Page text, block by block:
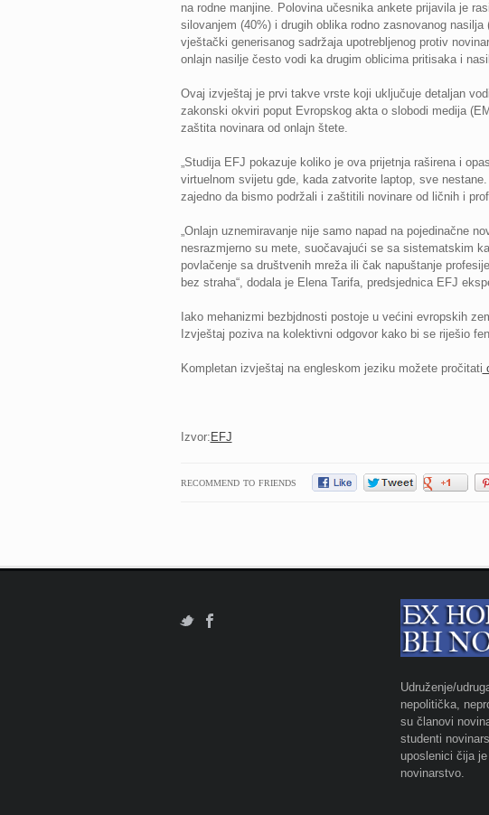
na rodne manjine. Polovina učesnika ankete prijavila je
silovanjem (40%) i drugih oblika rodno zasnovanog
vještački generisanog sadržaja upotrebljenog protiv
onlajn nasilje često vodi ka drugim oblicima pritisaka i
Ovaj izvještaj je prvi takve vrste koji uključuje detaljan
zakonski okviri poput Evropskog akta o slobodi medija
zaštita novinara od onlajn štete.
„Studija EFJ pokazuje koliko je ova prijetnja raširena i
virtuelnom svijetu gde, kada zatvorite laptop, sve
zajedno da bismo podržali i zaštitili novinare od ličnih i
„Onlajn uznemiravanje nije samo napad na pojedinačne
nesrazmjerno su mete, suočavajući se sa sistematskim
povlačenje sa društvenih mreža ili čak napuštanje
bez straha“, dodala je Elena Tarifa, predsjednica EFJ
Iako mehanizmi bezbjdnosti postoje u većini evropskih
Izvještaj poziva na kolektivni odgovor kako bi se riješio
Kompletan izvještaj na engleskom jeziku možete pročitati
Izvor: EFJ
RECOMMEND TO FRIENDS
Udruženje/
nepolitička,
su članovi
studenti
uposlenici čija
novinarstvo.